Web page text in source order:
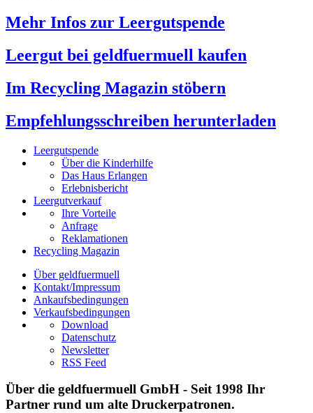
Mehr Infos zur Leergutspende
Leergut bei geldfuermuell kaufen
Im Recycling Magazin stöbern
Empfehlungsschreiben herunterladen
Leergutspende
Über die Kinderhilfe
Das Haus Erlangen
Erlebnisbericht
Leergutverkauf
Ihre Vorteile
Anfrage
Reklamationen
Recycling Magazin
Über geldfuermuell
Kontakt/Impressum
Ankaufsbedingungen
Verkaufsbedingungen
Download
Datenschutz
Newsletter
RSS Feed
Über die geldfuermuell GmbH - Seit 1998 Ihr
Partner rund um alte Druckerpatronen.